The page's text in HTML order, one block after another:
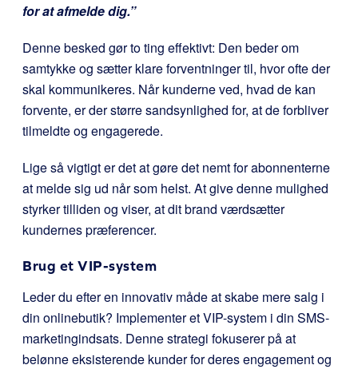
for at afmelde dig.”
Denne besked gør to ting effektivt: Den beder om
samtykke og sætter klare forventninger til, hvor ofte der
skal kommunikeres. Når kunderne ved, hvad de kan
forvente, er der større sandsynlighed for, at de forbliver
tilmeldte og engagerede.
Lige så vigtigt er det at gøre det nemt for abonnenterne
at melde sig ud når som helst. At give denne mulighed
styrker tilliden og viser, at dit brand værdsætter
kundernes præferencer.
Brug et VIP-system
Leder du efter en innovativ måde at skabe mere salg i
din onlinebutik? Implementer et VIP-system i din SMS-
marketingindsats. Denne strategi fokuserer på at
belønne eksisterende kunder for deres engagement og